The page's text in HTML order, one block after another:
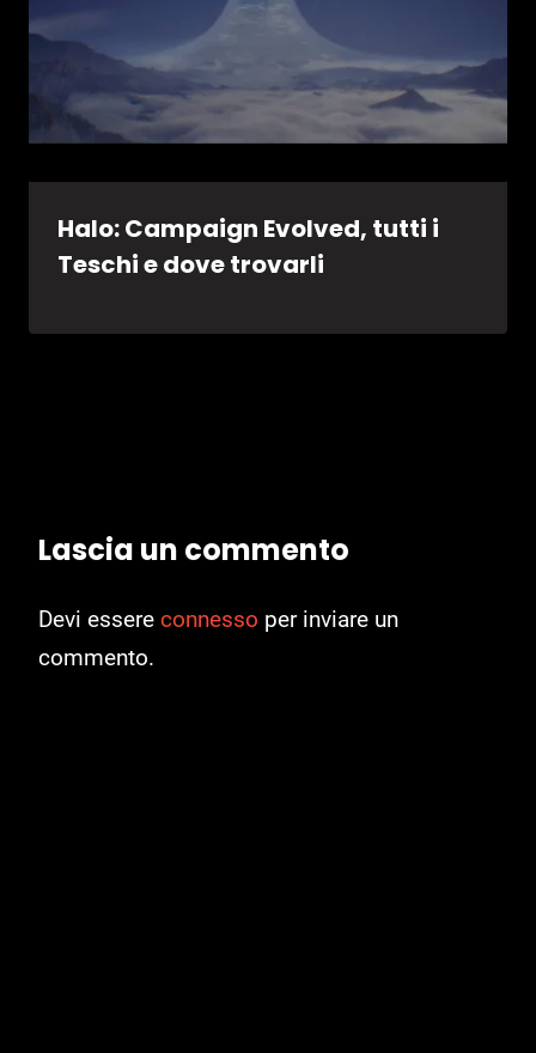
Halo: Campaign Evolved, tutti i
Teschi e dove trovarli
Lascia un commento
Devi essere connesso per inviare un
commento.